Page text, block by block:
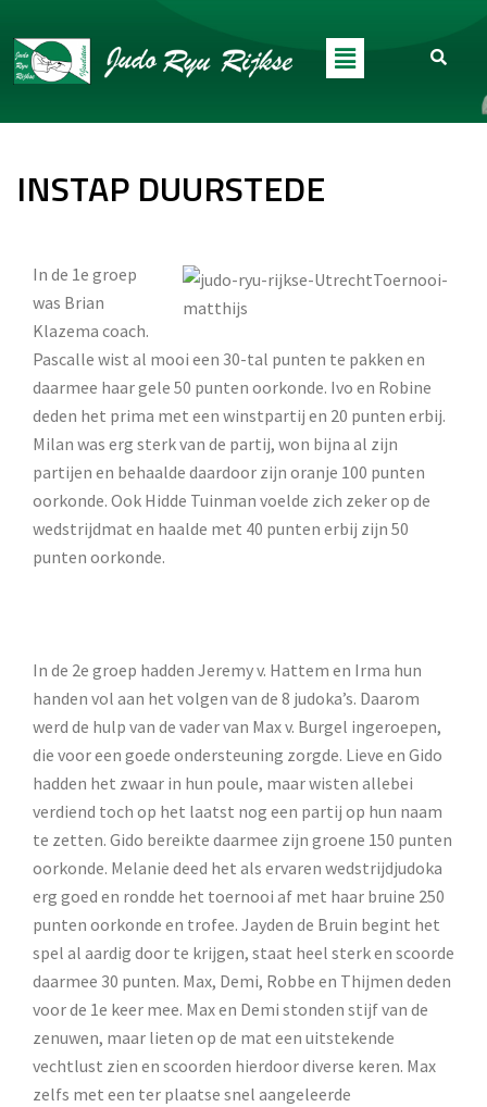
INSTAP DUURSTEDE
In de 1e groep
was Brian
Klazema coach.
Pascalle wist al mooi een 30-tal punten te pakken en
daarmee haar gele 50 punten oorkonde. Ivo en Robine
deden het prima met een winstpartij en 20 punten erbij.
Milan was erg sterk van de partij, won bijna al zijn
partijen en behaalde daardoor zijn oranje 100 punten
oorkonde. Ook Hidde Tuinman voelde zich zeker op de
wedstrijdmat en haalde met 40 punten erbij zijn 50
punten oorkonde.
In de 2e groep hadden Jeremy v. Hattem en Irma hun
handen vol aan het volgen van de 8 judoka’s. Daarom
werd de hulp van de vader van Max v. Burgel ingeroepen,
die voor een goede ondersteuning zorgde. Lieve en Gido
hadden het zwaar in hun poule, maar wisten allebei
verdiend toch op het laatst nog een partij op hun naam
te zetten. Gido bereikte daarmee zijn groene 150 punten
oorkonde. Melanie deed het als ervaren wedstrijdjudoka
erg goed en rondde het toernooi af met haar bruine 250
punten oorkonde en trofee. Jayden de Bruin begint het
spel al aardig door te krijgen, staat heel sterk en scoorde
daarmee 30 punten. Max, Demi, Robbe en Thijmen deden
voor de 1e keer mee. Max en Demi stonden stijf van de
zenuwen, maar lieten op de mat een uitstekende
vechtlust zien en scoorden hierdoor diverse keren. Max
zelfs met een ter plaatse snel aangeleerde